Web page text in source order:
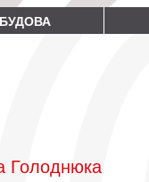
Голоднюка